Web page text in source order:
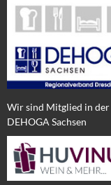
Wir sind Mitglied in der
DEHOGA Sachsen